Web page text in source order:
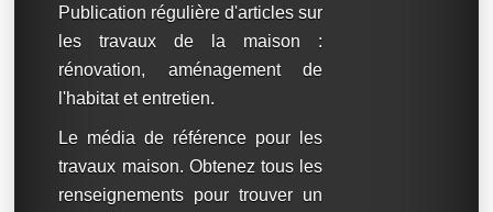
Publication régulière d'articles sur
les travaux de la maison :
rénovation, aménagement de
l'habitat et entretien.
Le média de référence pour les
travaux maison. Obtenez tous les
renseignements pour trouver un